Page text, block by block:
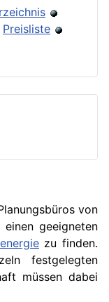
Preisliste
von
geeigneten
zu finden.
festgelegten
müssen dabei